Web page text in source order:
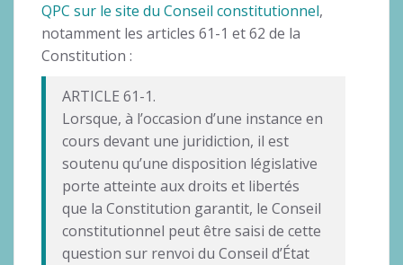
QPC sur le site du Conseil constitutionnel,
notamment les articles 61-1 et 62 de la
Constitution :
ARTICLE 61-1.
Lorsque, à l’occasion d’une instance en
cours devant une juridiction, il est
soutenu qu’une disposition législative
porte atteinte aux droits et libertés
que la Constitution garantit, le Conseil
constitutionnel peut être saisi de cette
question sur renvoi du Conseil d’État